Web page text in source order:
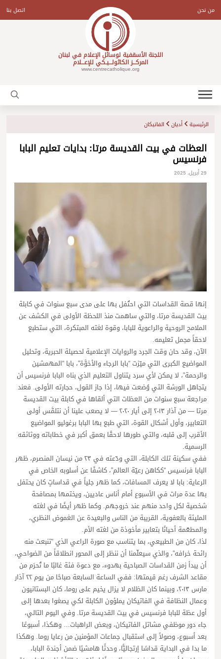
contentمن نحن اتصل بنا
اللجنة الأسقفية لوسائل الإعلام في لبنان
المركـــز الكاثولـــيـكي للإعـــلام
www.centrecatholique.org
الرئيسية أديان الفاتيكان
العظات في بيت القديسة مرتا: بدايات تعليم البابا
فرنسيس
29 أبريل، 2025
إنها قصة القداسات التي احتُفل بها على مدى سبع سنوات في كابلة
بيت القديسة مرتا، والتي ساهمت منذ اللحظة الأولى في الكشف عن
الملامح الروحية والراعوية للبابا، وقوة لغته المبتكرة، التي ستطبع
لاحقاً مجمل تعليمه.
الآن، وقد حان وقت الجرد والروايات الإعلامية لحصيلة الحبرية، وتحليل
المواضيع الكبرى التي ميّزت “بابا الرجاء والأخوَّة”، بابا “المهمشين
والرحمة”، لا يمكن لأي سرد يتناول التعليم الذي بناه البابا فرنسيس أن
يتجاهل الورشة التي وُضعت فيها، إذا جاز القول، حجارته الأولى. فعند
مراجعة سبع سنوات من العظات التي ألقاها في كابلة بيت القديسة
مرتا — من آذار ٢٠١٣ إلى أيار ٢٠٢٠ — لا يصعب علينا أن نتلمَّس أولى
التعابير، وأول أشكال القوة، التي طبع بها البابا برغوليو المواضيع
الأقرب إلى قلبه، والتي طورها لاحقًا بعمق أكبر في خطاباته ووثائقه
الرسمية.
ففي سكينة تلك الكابلة، التي ودّعته في ٢٣ من نيسان المنصرم، ظهر
البابا فرنسيس “ككاهن رعيّة العالم”، كاشفًا عن أسلوبه الخاص في
الرعاية: بابا لا يعرف المسافات، كما ظهر جلياً في قداساتٍ كان يحتفل
بها عدة مرات في الأسبوع أمام أناس عاديين، ويختمها بمصافحة
شخصية لكل واحد منهم عند خروجهم. وكما ظهر أيضًا في لغته
المليئة بالعفوية، القريبة من الناس والبعيدة عن الغموض النظري،
والمطعّمة أحيانًا بتعابير مأخوذة من لغته الأم.
لذا، كان من الطبيعي، بما يتناسب مع صورة الراعي الذي “تنبعث منه
رائحة خرافه”، والذي سيعلّمنا أن ننظر إلى المحور انطلاقاً من الضواحي،
أن يبدأ زمن القداسات الصباحية بهدوء، مع دعوة فئة غالبًا ما تُحرَم من
مقاعد الشرف رغم قيمتها: ففي الساعة السابعة صباحًا من يوم ٢٢ آذار
مارس ٢٠١٣، وبينما كان الظلام لا يزال يخيم على روما، كان البستانيون
وعمال النظافة في الفاتيكان يملؤون الكابلة لكي يصغوا بعدها إلى
أول عظة للبابا فرنسيس في بيت القديسة مرتا. وفي اليوم التالي،
جاء دور موظفي مشاتل الفاتيكان، وبعض الراهبات… وهكذا، أسبوعًا
بعد أسبوع، وصولاً إلى استقبال جماعات المؤمنين من رعايا روما. وهكذا
ما بدا في البداية قداسًا إرتجاليًّا، وحدثًا هامشيًا ضمن أجندة البابا،